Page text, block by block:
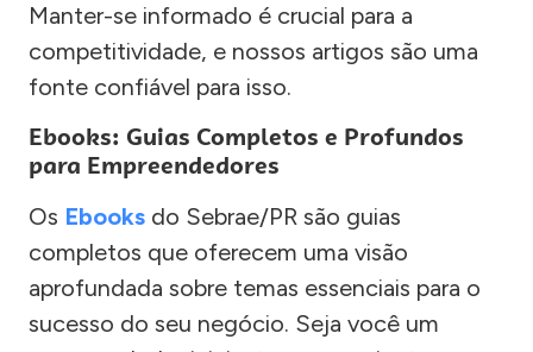
Manter-se informado é crucial para a
competitividade, e nossos artigos são uma
fonte confiável para isso.
Ebooks: Guias Completos e Profundos
para Empreendedores
Os Ebooks do Sebrae/PR são guias
completos que oferecem uma visão
aprofundada sobre temas essenciais para o
sucesso do seu negócio. Seja você um